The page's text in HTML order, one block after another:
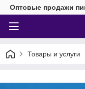
Оптовые продажи
Товары и услуги